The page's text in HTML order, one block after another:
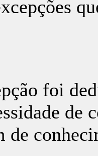
foi
de
de